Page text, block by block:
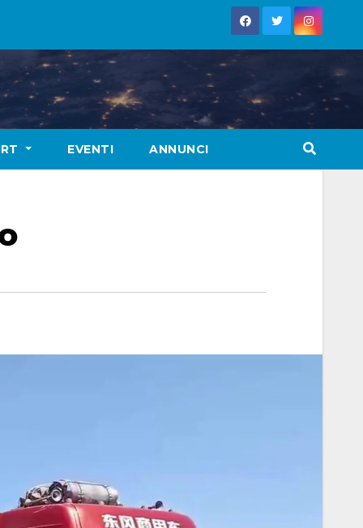
EVENTI ANNUNCI